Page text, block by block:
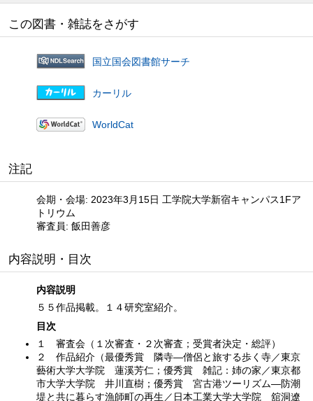
この図書・雑誌をさがす
国立国会図書館サーチ
カーリル
WorldCat
注記
会期・会場: 2023年3月15日 工学院大学新宿キャンパス1Fア
トリウム
審査員: 飯田善彦
内容説明・目次
内容説明
５５作品掲載。１４研究室紹介。
目次
１ 審査会（１次審査・２次審査；受賞者決定・総評）
２ 作品紹介（最優秀賞 隣寺―僧侶と旅する歩く寺／東京
藝術大学大学院 蓮溪芳仁；優秀賞 雑記：姉の家／東京都
市大学大学院 井川直樹；優秀賞 宮古港ツーリズム―防潮
堤と共に暮らす漁師町の再生／日本工業大学大学院 舘洞遼